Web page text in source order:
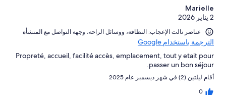
Marielle
2 يناير 2026
عناصر نالت الإعجاب: ⁦النظافة⁩، و⁦وسائل الراحة⁩، و⁦جهة التواصل مع المنشأة⁩
الترجمة باستخدام Google
Propreté, accueil, facilité accès, emplacement, tout y etait pour
passer un bon séjour.
أقام ليلتين (2) في شهر ديسمبر عام 2025
0